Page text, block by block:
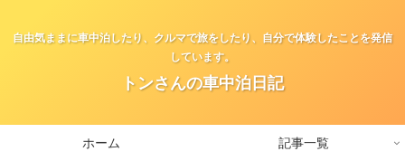
自由気ままに車中泊したり、クルマで旅をしたり、自分で体験したことを発信
しています。
トンさんの車中泊日記
ホーム 記事一覧